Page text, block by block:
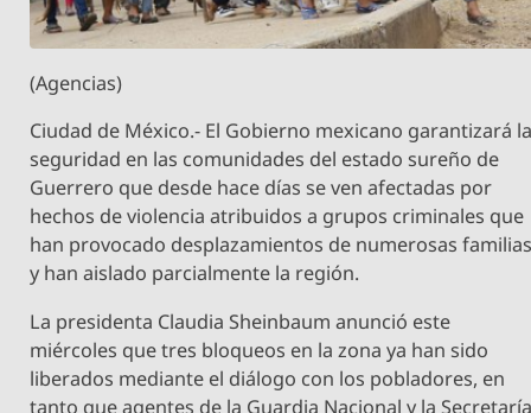
(Agencias)
Ciudad de México.- El Gobierno mexicano garantizará
seguridad en las comunidades del estado sureño de
Guerrero que desde hace días se ven afectadas por
hechos de violencia atribuidos a grupos criminales que
han provocado desplazamientos de numerosas
y han aislado parcialmente la región.
La presidenta Claudia Sheinbaum anunció este
miércoles que tres bloqueos en la zona ya han sido
liberados mediante el diálogo con los pobladores, en
tanto que agentes de la Guardia Nacional y la